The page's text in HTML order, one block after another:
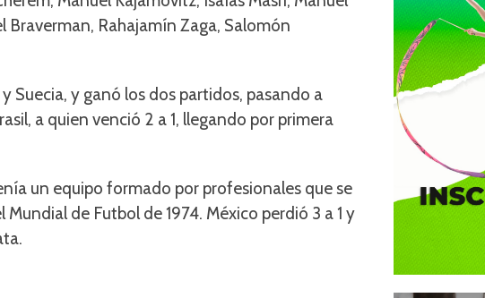
Braverman, Rahajamín Zaga, Salomón
Suecia, y ganó los dos partidos, pasando a
a quien venció 2 a 1, llegando por primera
un equipo formado por profesionales que se
de Futbol de 1974. México perdió 3 a 1 y